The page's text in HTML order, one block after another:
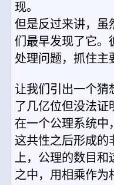
现。
但是反过来讲，虽
们最早发现了它。
处理问题，抓住主
让我们引出一个猜
了几亿位但没法证
在一个公理系统中
这共性之后形成的
上，公理的数目
之中，用相乘作为